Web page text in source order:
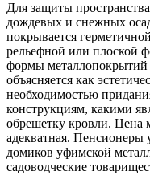
Для защиты
дождевых и снежных
покрывается
рельефной или плоской
формы
объясняется как
необходимостью
конструкциям, какими
обрешетку кровли. Цена
адекватная.
домиков уфимской
садоводческие